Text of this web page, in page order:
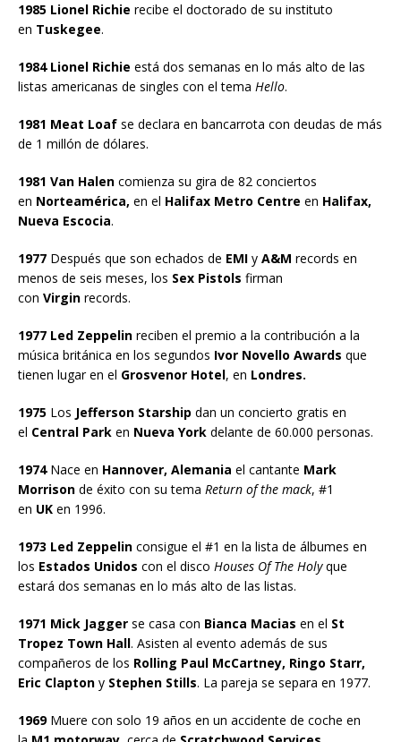
1985 Lionel Richie recibe el doctorado de su instituto
en Tuskegee.
1984 Lionel Richie está dos semanas en lo más alto de las
listas americanas de singles con el tema Hello.
1981 Meat Loaf se declara en bancarrota con deudas de más
de 1 millón de dólares.
1981 Van Halen comienza su gira de 82 conciertos
en Norteamérica, en el Halifax Metro Centre en Halifax,
Nueva Escocia.
1977 Después que son echados de EMI y A&M records en
menos de seis meses, los Sex Pistols firman
con Virgin records.
1977 Led Zeppelin reciben el premio a la contribución a la
música británica en los segundos Ivor Novello Awards que
tienen lugar en el Grosvenor Hotel, en Londres.
1975 Los Jefferson Starship dan un concierto gratis en
el Central Park en Nueva York delante de 60.000 personas.
1974Nace en Hannover, Alemania el cantante Mark
Morrison de éxito con su tema Return of the mack, #1
en UK en 1996.
1973 Led Zeppelin consigue el #1 en la lista de álbumes en
los Estados Unidos con el disco Houses Of The Holyque
estará dos semanas en lo más alto de las listas.
1971 Mick Jagger se casa con Bianca Macias en el St
Tropez Town Hall. Asisten al evento además de sus
compañeros de los Rolling Paul McCartney, Ringo Starr,
Eric Clapton y Stephen Stills. La pareja se separa en 1977.
1969Muere con solo 19 años en un accidente de coche en